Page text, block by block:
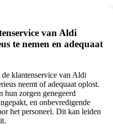
van Aldi
te nemen en adequaat
klantenservice van Aldi
neemt of adequaat oplost.
hun zorgen genegeerd
en onbevredigende
het personeel. Dit kan leiden